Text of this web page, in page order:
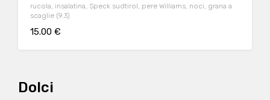
rucola, insalatina, Speck sudtirol, pere Williams, noci, grana a
scaglie (9.3)
15.00 €
Dolci